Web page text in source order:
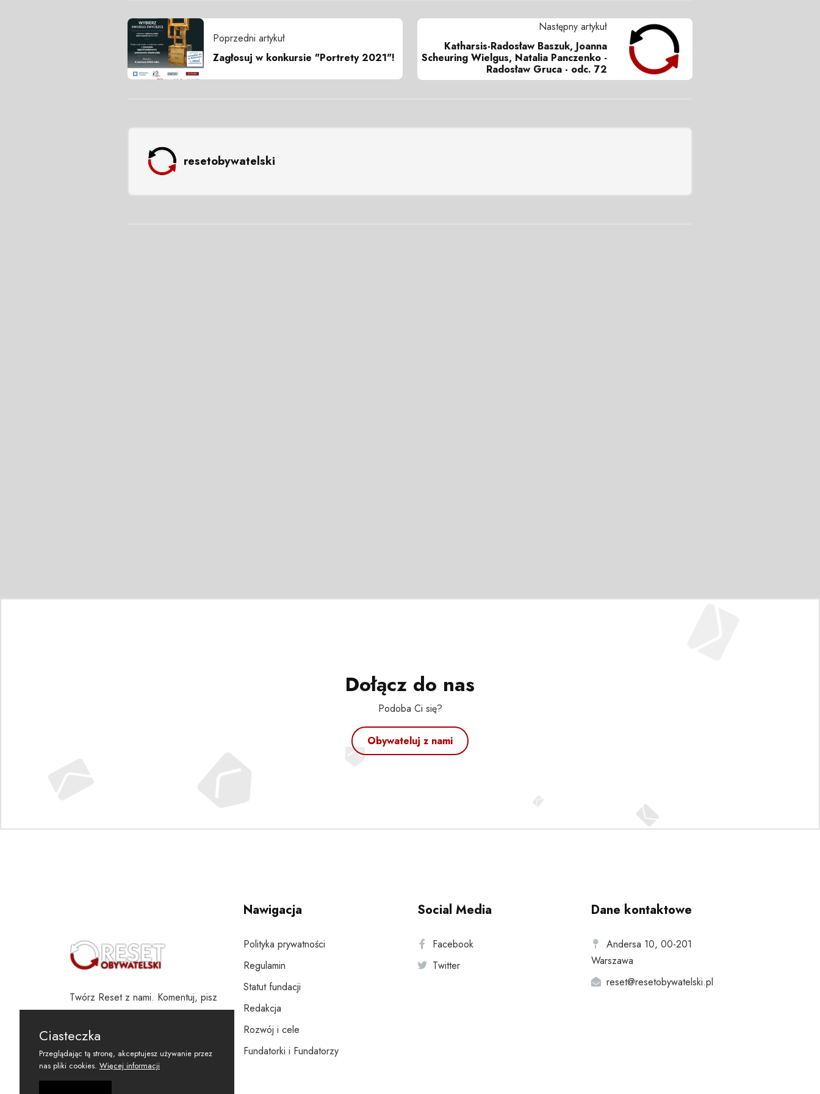
Poprzedni artykuł
Zagłosuj w konkursie "Portrety 2021"!
Następny artykuł
Katharsis-Radosław Baszuk, Joanna
Scheuring Wielgus, Natalia Panczenko -
Radosław Gruca - odc. 72
resetobywatelski
Dołącz do nas
Podoba Ci się?
Obywateluj z nami
Twórz Reset z nami. Komentuj, pisz
i wspieraj
Nawigacja
Polityka prywatności
Regulamin
Statut fundacji
Redakcja
Rozwój i cele
Fundatorki i Fundatorzy
Social Media
Facebook
Twitter
Dane kontaktowe
Andersa 10, 00-201
Warszawa
reset@resetobywatelski.pl
Ciasteczka
Przeglądając tą stronę, akceptujesz używanie przez
nas pliki cookies. Więcej informacji